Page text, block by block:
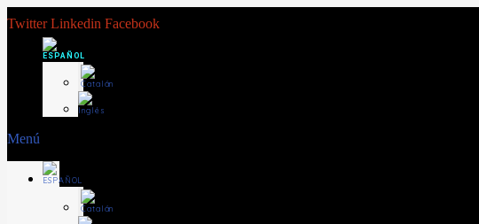
Twitter Linkedin Facebook
Menú